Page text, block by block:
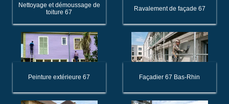
Nettoyage et démoussage de
toiture 67
Ravalement de façade 67
Peinture extérieure 67 Façadier 67 Bas-Rhin